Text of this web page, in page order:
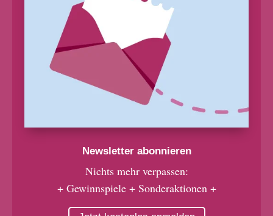
Newsletter abonnieren
Nichts mehr verpassen:
+ Gewinnspiele + Sonderaktionen +